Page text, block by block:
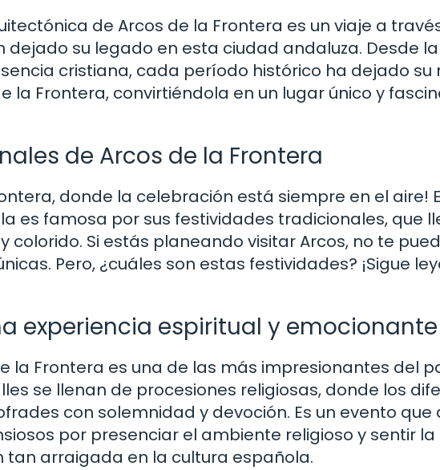
de Arcos de la Frontera es un viaje a
dejado su legado en esta ciudad andaluza. Desde la
cristiana, cada período histórico ha dejado su
la Frontera, convirtiéndola en un lugar único y
de Arcos de la Frontera
donde la celebración está siempre en el aire!
es famosa por sus festividades tradicionales, que
colorido. Si estás planeando visitar Arcos, no te
Pero, ¿cuáles son estas festividades? ¡Sigue
experiencia espiritual y emocionante
la Frontera es una de las más impresionantes del
se llenan de procesiones religiosas, donde los
con solemnidad y devoción. Es un evento que
por presenciar el ambiente religioso y sentir la
arraigada en la cultura española.